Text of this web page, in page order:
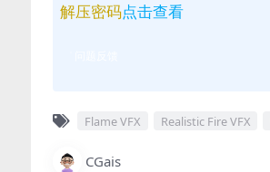
解压密码点击查看
Flame VFX Realistic Fire VFX
CGais